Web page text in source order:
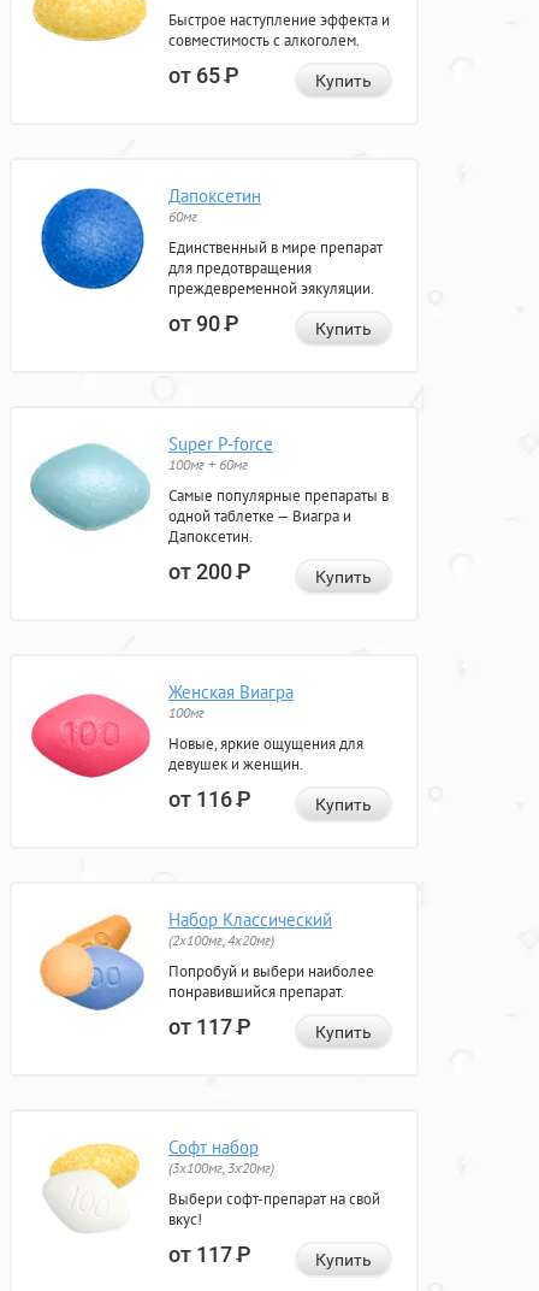
Быстрое наступление эффекта и
совместимость с алкоголем.
от 65Р Купить
Дапоксетин
60мг
Единственный в мире препарат
для предотвращения
преждевременной эякуляции.
от 90Р Купить
Super P-force
100мг + 60мг
Самые популярные препараты в
одной таблетке — Виагра и
Дапоксетин.
от 200Р Купить
Женская Виагра
100мг
Новые, яркие ощущения для
девушек и женщин.
от 116Р Купить
Набор Классический
(2x100мг, 4x20мг)
Попробуй и выбери наиболее
понравившийся препарат.
от 117Р Купить
Софт набор
(3x100мг, 3x20мг)
Выбери софт-препарат на свой
вкус!
от 117Р Купить